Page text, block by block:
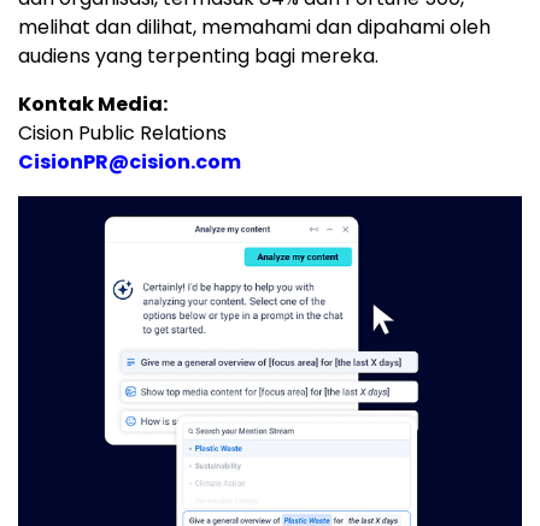
melihat dan dilihat, memahami dan dipahami oleh
audiens yang terpenting bagi mereka.
Kontak Media:
Cision Public Relations
CisionPR@cision.com